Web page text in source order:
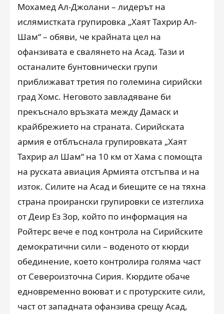
Мохамед Ал-Джолани – лидерът на
ислямистката групировка „Хаят Тахрир Ал-
Шам“ – обяви, че крайната цел на
офанзивата е свалянето на Асад. Тази и
останалите бунтовнически групи
приближават третия по големина сирийски
град Хомс. Неговото завладяване би
прекъснало връзката между Дамаск и
крайбрежието на страната. Сирийската
армия е отблъснала групировката „Хаят
Тахрир ал Шам“ на 10 км от Хама с помощта
на руската авиация Армията отстъпва и на
изток. Силите на Асад и биещите се на тяхна
страна проирански групировки се изтеглиха
от Деир Ез Зор, който по информация на
Ройтерс вече е под контрола на Сирийските
демократични сили – воденото от кюрди
обединение, което контролира голяма част
от Североизточна Сирия. Кюрдите обаче
едновременно воюват и с протурските сили,
част от западната офанзива срещу Асад,